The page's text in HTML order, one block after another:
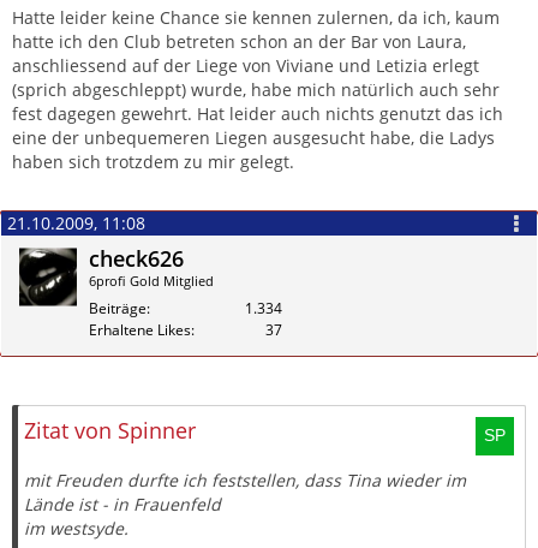
Hatte leider keine Chance sie kennen zulernen, da ich, kaum
hatte ich den Club betreten schon an der Bar von Laura,
anschliessend auf der Liege von Viviane und Letizia erlegt
(sprich abgeschleppt) wurde, habe mich natürlich auch sehr
fest dagegen gewehrt. Hat leider auch nichts genutzt das ich
eine der unbequemeren Liegen ausgesucht habe, die Ladys
haben sich trotzdem zu mir gelegt.
21.10.2009, 11:08
check626
6profi Gold Mitglied
Beiträge
1.334
Erhaltene Likes
37
Zitat von Spinner
mit Freuden durfte ich feststellen, dass Tina wieder im
Lände ist - in Frauenfeld
im westsyde.
Zitieren